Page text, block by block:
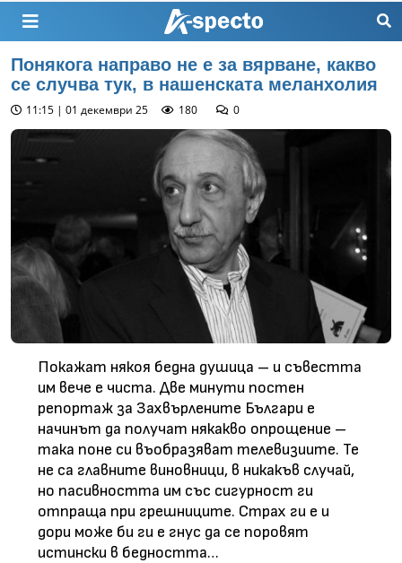
Понякога направо не е за вярване, какво
се случва тук, в нашенската меланхолия
11:15 | 01 декември 25 180 0
Покажат някоя бедна душица – и съвестта
им вече е чиста. Две минути постен
репортаж за Захвърлените Българи е
начинът да получат някакво опрощение –
така поне си въобразяват телевизиите. Те
не са главните виновници, в никакъв случай,
но пасивността им със сигурност ги
отпраща при грешниците. Страх ги е и
дори може би ги е гнус да се поровят
истински в бедността…